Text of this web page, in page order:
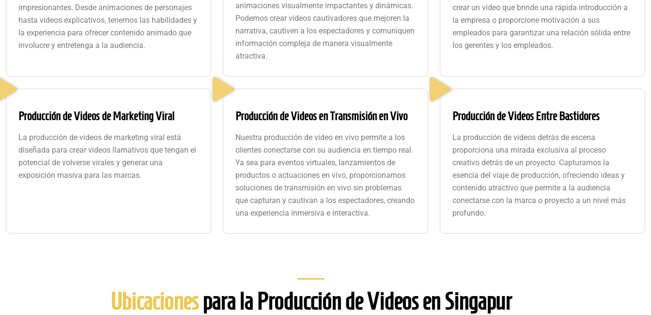
impresionantes. Desde animaciones de personajes
hasta videos explicativos, tenemos las habilidades y
la experiencia para ofrecer contenido animado que
involucre y entretenga a la audiencia.
animaciones visualmente impactantes y dinámicas.
Podemos crear videos cautivadores que mejoren la
narrativa, cautiven a los espectadores y comuniquen
información compleja de manera visualmente
atractiva.
crear un video que brinde una rápida introducción a
la empresa o proporcione motivación a sus
empleados para garantizar una relación sólida entre
los gerentes y los empleados.
Producción de Videos de Marketing Viral
La producción de videos de marketing viral está
diseñada para crear videos llamativos que tengan el
potencial de volverse virales y generar una
exposición masiva para las marcas.
Producción de Videos en Transmisión en Vivo
Nuestra producción de video en vivo permite a los
clientes conectarse con su audiencia en tiempo real.
Ya sea para eventos virtuales, lanzamientos de
productos o actuaciones en vivo, proporcionamos
soluciones de transmisión en vivo sin problemas
que capturan y cautivan a los espectadores, creando
una experiencia inmersiva e interactiva.
Producción de Videos Entre Bastidores
La producción de videos detrás de escena
proporciona una mirada exclusiva al proceso
creativo detrás de un proyecto. Capturamos la
esencia del viaje de producción, ofreciendo ideas y
contenido atractivo que permite a la audiencia
conectarse con la marca o proyecto a un nivel más
profundo.
Ubicacionespara la Producción de Videos en Singapur